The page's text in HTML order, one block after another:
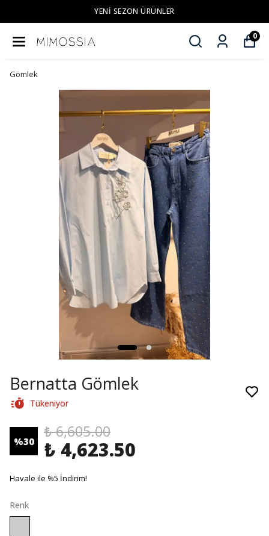
YENI SEZON ÜRÜNLER
0
Gömlek
Bernatta Gömlek
Tükeniyor
%30
₺ 6,605.00
₺ 4,623.50
Havale ile %5 İndirim!
Renk